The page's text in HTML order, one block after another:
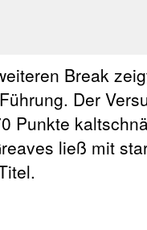
Break
Der
Punkte
ließ mit